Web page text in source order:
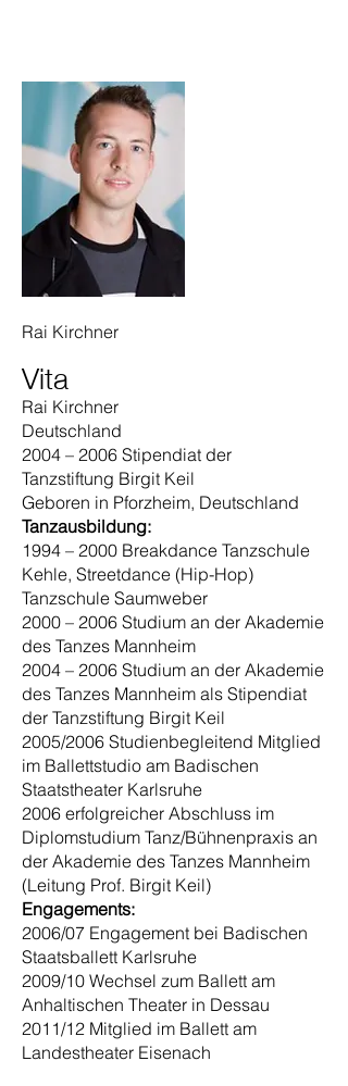
Rai Kirchner
Vita
Rai Kirchner
Deutschland
2004 – 2006 Stipendiat der
Tanzstiftung Birgit Keil
Geboren in Pforzheim, Deutschland
Tanzausbildung:
1994 – 2000 Breakdance Tanzschule
Kehle, Streetdance (Hip-Hop)
Tanzschule Saumweber
2000 – 2006 Studium an der Akademie
des Tanzes Mannheim
2004 – 2006 Studium an der Akademie
des Tanzes Mannheim als Stipendiat
der Tanzstiftung Birgit Keil
2005/2006 Studienbegleitend Mitglied
im Ballettstudio am Badischen
Staatstheater Karlsruhe
2006 erfolgreicher Abschluss im
Diplomstudium Tanz/Bühnenpraxis an
der Akademie des Tanzes Mannheim
(Leitung Prof. Birgit Keil)
Engagements:
2006/07 Engagement bei Badischen
Staatsballett Karlsruhe
2009/10 Wechsel zum Ballett am
Anhaltischen Theater in Dessau
2011/12 Mitglied im Ballett am
Landestheater Eisenach